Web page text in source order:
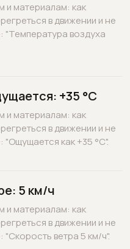
и материалам: как
в движении и не
"Температура воздуха
+35 °C
и материалам: как
в движении и не
как +35 °C".
5 км/ч
и материалам: как
в движении и не
"Скорость ветра 5 км/ч".